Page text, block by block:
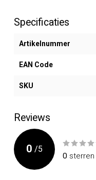
Specificaties
Artikelnummer
EAN Code
SKU
Reviews
0 /5
0 sterren